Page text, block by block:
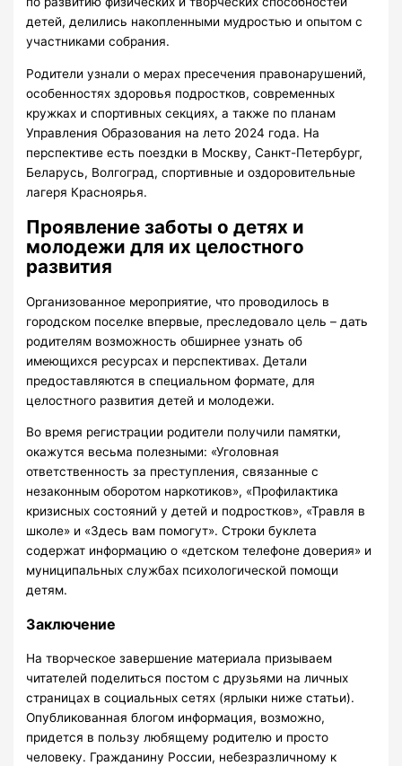
детей, делились накопленными мудростью и опытом с
участниками собрания.
Родители узнали о мерах пресечения правонарушений,
особенностях здоровья подростков, современных
кружках и спортивных секциях, а также по планам
Управления Образования на лето 2024 года. На
перспективе есть поездки в Москву, Санкт-Петербург,
Беларусь, Волгоград, спортивные и оздоровительные
лагеря Красноярья.
Проявление заботы о детях и
молодежи для их целостного
развития
Организованное мероприятие, что проводилось в
городском поселке впервые, преследовало цель – дать
родителям возможность обширнее узнать об
имеющихся ресурсах и перспективах. Детали
предоставляются в специальном формате, для
целостного развития детей и молодежи.
Во время регистрации родители получили памятки,
окажутся весьма полезными: «Уголовная
ответственность за преступления, связанные с
незаконным оборотом наркотиков», «Профилактика
кризисных состояний у детей и подростков», «Травля в
школе» и «Здесь вам помогут». Строки буклета
содержат информацию о «детском телефоне доверия» и
муниципальных службах психологической помощи
детям.
Заключение
На творческое завершение материала призываем
читателей поделиться постом с друзьями на личных
страницах в социальных сетях (ярлыки ниже статьи).
Опубликованная блогом информация, возможно,
придется в пользу любящему родителю и просто
человеку. Гражданину России, небезразличному к